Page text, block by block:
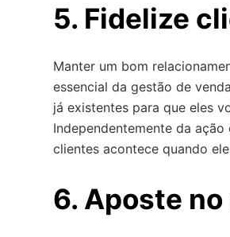
5. Fidelize
Manter um bom
essencial da gestão de
já existentes para que eles
Independentemente da
clientes acontece quando
6. Aposte no